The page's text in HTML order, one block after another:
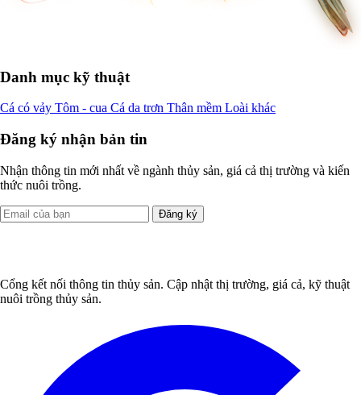
Danh mục kỹ thuật
Cá có vảy Tôm - cua Cá da trơn Thân mềm Loài khác
Đăng ký nhận bản tin
Nhận thông tin mới nhất về ngành thủy sản, giá cả thị trường và kiến
thức nuôi trồng.
Đăng ký
Cổng kết nối thông tin thủy sản. Cập nhật thị trường, giá cả, kỹ thuật
nuôi trồng thủy sản.